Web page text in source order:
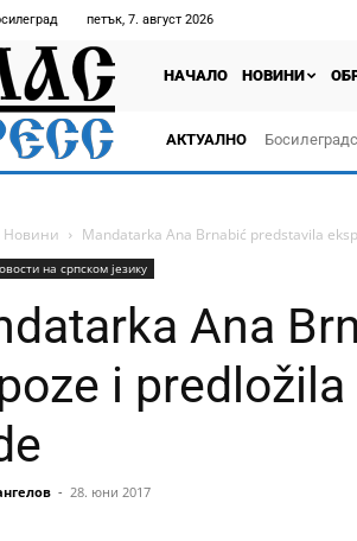
петък, 7. август 2026
НАЧАЛО НОВИНИ
АКТУАЛНО
творчество
Новини Mandatarka Ana Brnabić predstavila
на српском језику
Ana
i
- 28. юни 2017